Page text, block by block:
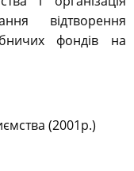
відтворення
фондів на
(2001р.)